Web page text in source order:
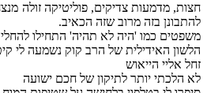
חצות, מדמעות צדיקים, פוליטיקה זולה
להתבונן בזה מרוב שזה הכאיב.
משפטים כמו 'היה לא תהיה' התחילו
הלשון האידילית של הרב קוק נשמעה לי
זחל אליי הייאוש
לא הלכתי יותר לתיקון של חכם ישועה